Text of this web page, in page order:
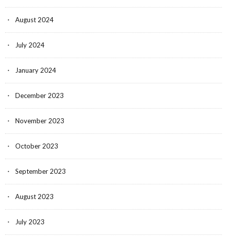
August 2024
July 2024
January 2024
December 2023
November 2023
October 2023
September 2023
August 2023
July 2023